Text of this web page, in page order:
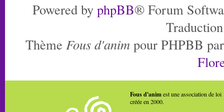
Powered by phpBB® Forum
Thème Fous d'anim pour PHPBB
Fous d'animest une association de loi
créée en 2000.